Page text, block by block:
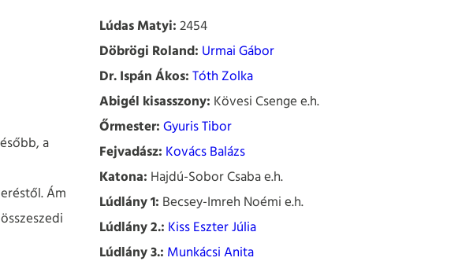
a
Ám
Lúdas Matyi:2454
Döbrögi Roland: Urmai Gábor
Dr. Ispán Ákos:Tóth Zolka
Abigél kisasszony: Kövesi Csenge e.h.
Őrmester:Gyuris Tibor
Fejvadász: Kovács Balázs
Katona: Hajdú-Sobor Csaba e.h.
Lúdlány 1: Becsey-Imreh Noémi e.h.
Lúdlány 2.: Kiss Eszter Júlia
Lúdlány 3.: Munkácsi Anita